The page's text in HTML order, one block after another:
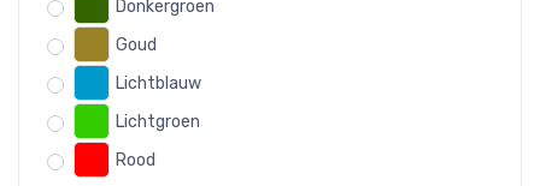
Donkergroen
Goud
Lichtblauw
Lichtgroen
Rood